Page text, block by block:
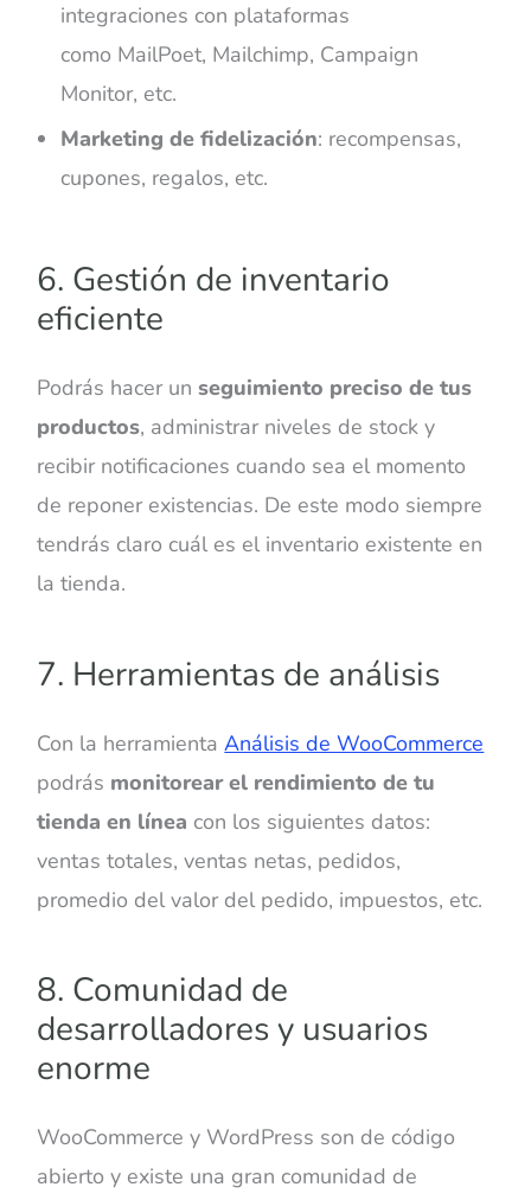
integraciones con plataformas
como MailPoet, Mailchimp, Campaign
Monitor, etc.
Marketing de fidelización: recompensas,
cupones, regalos, etc.
6. Gestión de inventario
eficiente
Podrás hacer unseguimiento preciso de tus
productos, administrar niveles de stock y
recibir notificaciones cuando sea el momento
de reponer existencias. De este modo siempre
tendrás claro cuál es el inventario existente en
la tienda.
7. Herramientas de análisis
Con la herramientaAnálisis de WooCommerce
podrás monitorear el rendimiento de tu
tienda en línea con los siguientes datos:
ventas totales, ventas netas, pedidos,
promedio del valor del pedido, impuestos, etc.
8. Comunidad de
desarrolladores y usuarios
enorme
WooCommerce y WordPress son de código
abierto y existe una gran comunidad de